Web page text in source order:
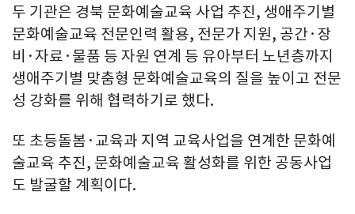
두 기관은 경북 문화예술교육 사업 추진, 생애주기별
문화예술교육 전문인력 활용, 전문가 지원, 공간·장
비·자료·물품 등 자원 연계 등 유아부터 노년층까지
생애주기별 맞춤형 문화예술교육의 질을 높이고 전문
성 강화를 위해 협력하기로 했다.
또 초등돌봄·교육과 지역 교육사업을 연계한 문화예
술교육 추진, 문화예술교육 활성화를 위한 공동사업
도 발굴할 계획이다.